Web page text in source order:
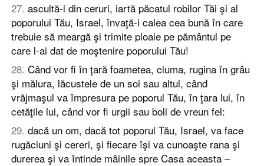
27. ascultă-i din ceruri, iartă păcatul robilor Tăi şi al
poporului Tău, Israel, învaţă-i calea cea bună în care
trebuie să meargă şi trimite ploaie pe pământul pe
care l-ai dat de moştenire poporului Tău!
28. Când vor fi în ţară foametea, ciuma, rugina în grâu
şi mălura, lăcustele de un soi sau altul, când
vrăjmaşul va împresura pe poporul Tău, în ţara lui, în
cetăţile lui, când vor fi urgii sau boli de vreun fel:
29. dacă un om, dacă tot poporul Tău, Israel, va face
rugăciuni şi cereri, şi fiecare îşi va cunoaşte rana şi
durerea şi va întinde mâinile spre Casa aceasta –